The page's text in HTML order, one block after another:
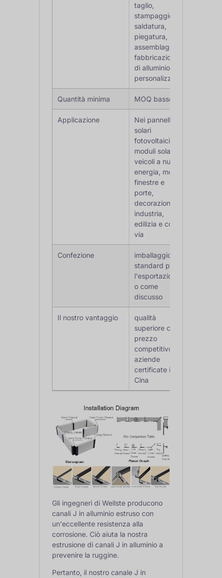
taglio,
stampaggio,
saldatura,
piegatura,
assemblaggio,
fabbricazione
di alluminio
personalizzata
Quantità minima MOQ basso
Applicazione
Nei pannelli
solari
fotovoltaici,
moduli solari,
veicoli a nuova
energia, mobili,
finestre e
porte,
decorazioni,
industria,
edilizia e così
via
Confezione
imballaggio
standard per
l'esportazione
o come
discusso
Il nostro vantaggio
qualità
superiore con
prezzo
competitivo,
aziende
certificate in
Cina
Gli ingegneri di Wellste producono
canali J in alluminio estruso con
un'eccellente resistenza alla
corrosione. Ciò aiuta la nostra
estrusione di canali J in alluminio a
prevenire la ruggine.
Pertanto, il nostro canale J in